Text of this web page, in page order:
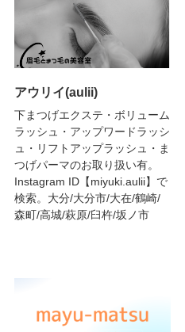
アウリイ(aulii)
下まつげエクステ・ボリューム
ラッシュ・アップワードラッシ
ュ・リフトアップラッシュ・ま
つげパーマのお取り扱い有。
Instagram ID【miyuki.aulii】で
検索。大分/大分市/大在/鶴崎/
森町/高城/萩原/臼杵/坂ノ市